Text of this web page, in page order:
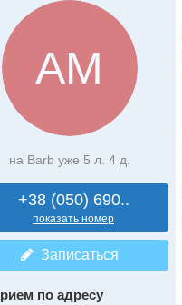
АМ
на Barb уже 5 л. 4 д.
+38 (050) 690..
показать номер
Записаться
по адресу